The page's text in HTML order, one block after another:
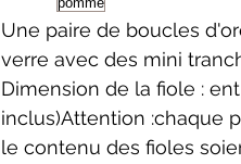
Une paire de boucles
verre avec des mini
Dimension de la fiole :
inclus)Attention :chaque
le contenu des fioles